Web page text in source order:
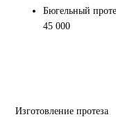
Бюгельный
45 000
Изготовление протеза